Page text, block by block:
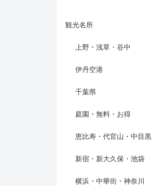
観光名所
上野・浅草・谷中
伊丹空港
千葉県
庭園・無料・お得
恵比寿・代官山・中目黒
新宿・新大久保・池袋
横浜・中華街・神奈川